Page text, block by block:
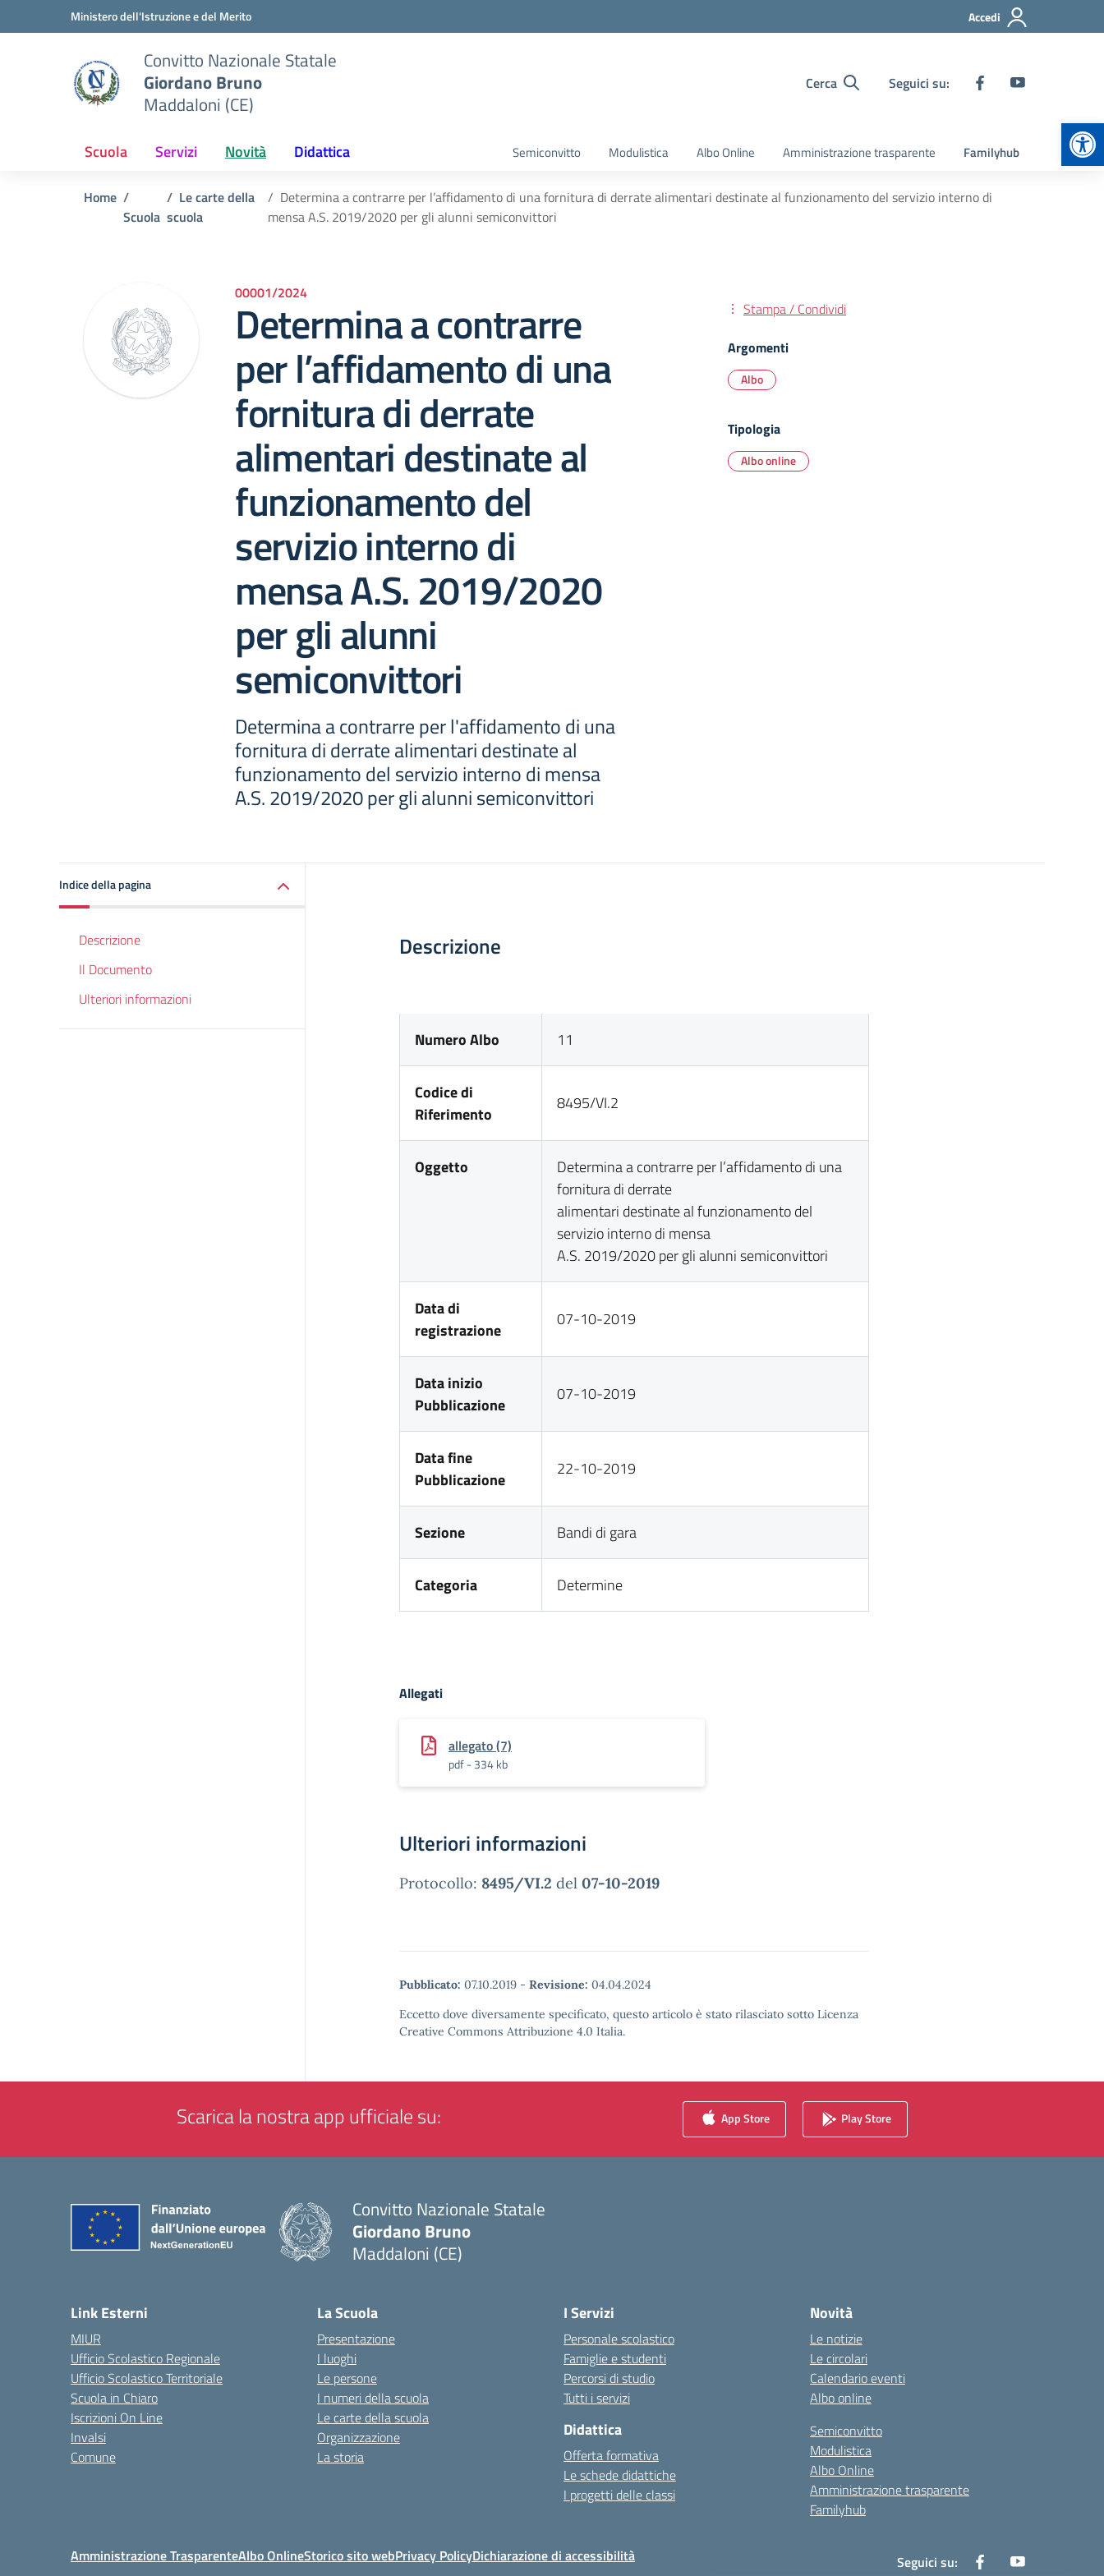
Vai ai contenuti
Vai al menu di navigazioneMinistero dell'Istruzione e del Merito Accedi
Convitto Nazionale Statale
Giordano Bruno
Maddaloni (CE)
Cerca Seguici su:
Scuola Servizi Novità Didattica Semiconvitto Modulistica Albo Online Amministrazione trasparente Familyhub
Home
Scuola
Le carte della
scuola
Determina a contrarre per l’affidamento di una fornitura di derrate alimentari destinate al funzionamento del servizio interno di
mensa A.S. 2019/2020 per gli alunni semiconvittori
00001/2024
Determina a contrarre
per l’affidamento di una
fornitura di derrate
alimentari destinate al
funzionamento del
servizio interno di
mensa A.S. 2019/2020
per gli alunni
semiconvittori
Determina a contrarre per l'affidamento di una
fornitura di derrate alimentari destinate al
funzionamento del servizio interno di mensa
A.S. 2019/2020 per gli alunni semiconvittori
Stampa / Condividi
Argomenti
Albo
Tipologia
Albo online
Indice della pagina
Descrizione
Il Documento
Ulteriori informazioni
Descrizione
Numero Albo 11
Codice di
Riferimento
8495/VI.2
Oggetto
Determina a contrarre per l’affidamento di una
fornitura di derrate
alimentari destinate al funzionamento del
servizio interno di mensa
A.S. 2019/2020 per gli alunni semiconvittori
Data di
registrazione
07-10-2019
Data inizio
Pubblicazione
07-10-2019
Data fine
Pubblicazione
22-10-2019
Sezione Bandi di gara
Categoria Determine
Allegati
allegato (7)
pdf - 334 kb
Ulteriori informazioni
Protocollo: 8495/VI.2 del 07-10-2019
Pubblicato: 07.10.2019 - Revisione: 04.04.2024
Eccetto dove diversamente specificato, questo articolo è stato rilasciato sotto Licenza
Creative Commons Attribuzione 4.0 Italia.
Scarica la nostra app ufficiale su: App Store Play Store
Convitto Nazionale Statale
Giordano Bruno
Maddaloni (CE)
Link Esterni
MIUR
Ufficio Scolastico Regionale
Ufficio Scolastico Territoriale
Scuola in Chiaro
Iscrizioni On Line
Invalsi
Comune
La Scuola
Presentazione
I luoghi
Le persone
I numeri della scuola
Le carte della scuola
Organizzazione
La storia
I Servizi
Personale scolastico
Famiglie e studenti
Percorsi di studio
Tutti i servizi
Didattica
Offerta formativa
Le schede didattiche
I progetti delle classi
Novità
Le notizie
Le circolari
Calendario eventi
Albo online
Semiconvitto
Modulistica
Albo Online
Amministrazione trasparente
Familyhub
Amministrazione TrasparenteAlbo OnlineStorico sito webPrivacy PolicyDichiarazione di accessibilità Seguici su: